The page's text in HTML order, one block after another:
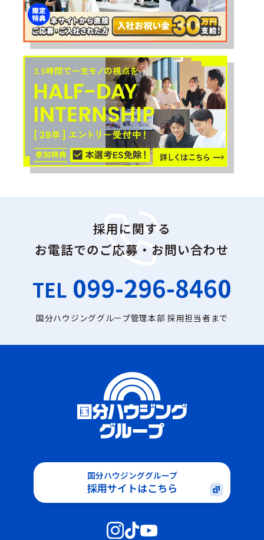
採用に関する
お電話でのご応募・お問い合わせ
TEL 099-296-8460
国分ハウジンググループ管理本部 採用担当者まで
国分ハウジンググループ
採用サイトはこちら